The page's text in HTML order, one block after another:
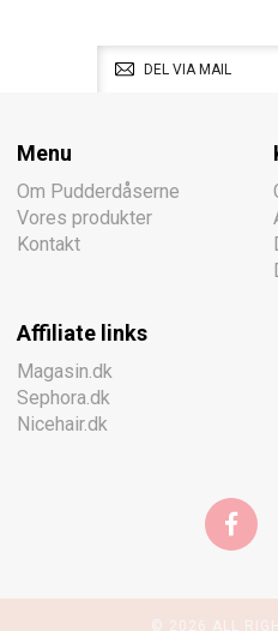
DEL VIA MAIL
Menu
Om Pudderdåserne
Vores produkter
Kontakt
Affiliate links
Magasin.dk
Sephora.dk
Nicehair.dk
© 2026 ALL